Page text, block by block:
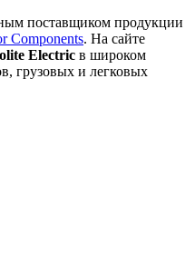
поставщиком продукции
Components. На сайте
Electric в широком
грузовых и легковых